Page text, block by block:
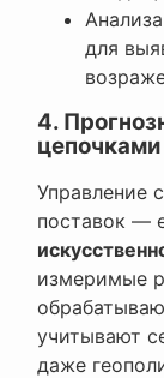
для
4.
Управление
поставок —
измеримые
учитывают
даже